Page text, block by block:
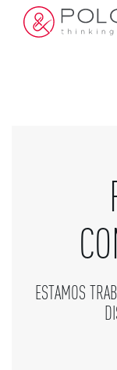
ESTAMOS